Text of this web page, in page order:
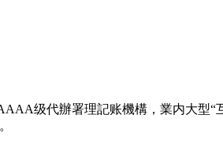
级代辦署理記账機構，業内大型